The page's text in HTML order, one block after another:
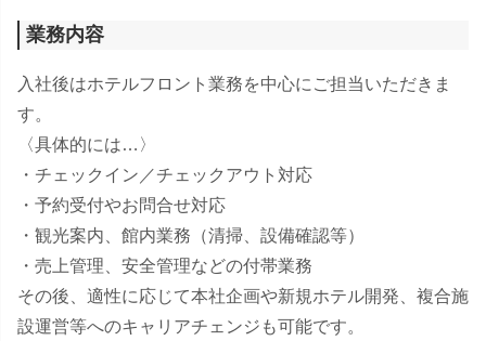
業務内容
入社後はホテルフロント業務を中心にご担当いただきま
す。
〈具体的には…〉
・チェックイン／チェックアウト対応
・予約受付やお問合せ対応
・観光案内、館内業務（清掃、設備確認等）
・売上管理、安全管理などの付帯業務
その後、適性に応じて本社企画や新規ホテル開発、複合施
設運営等へのキャリアチェンジも可能です。